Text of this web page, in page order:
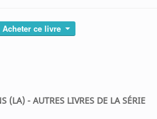
Acheter ce livre
(LA) - AUTRES LIVRES DE LA SÉRIE